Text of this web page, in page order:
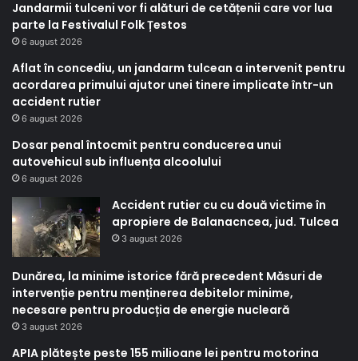
Jandarmii tulceni vor fi alături de cetățenii care vor lua
parte la Festivalul Folk Țestos
6 august 2026
Aflat în concediu, un jandarm tulcean a intervenit pentru
acordarea primului ajutor unei tinere implicate într-un
accident rutier
6 august 2026
Dosar penal întocmit pentru conducerea unui
autovehicul sub influența alcoolului
6 august 2026
Accident rutier cu cu două victime în
apropiere de Balanacncea, jud. Tulcea
3 august 2026
Dunărea, la minime istorice fără precedent Măsuri de
intervenție pentru menținerea debitelor minime,
necesare pentru producția de energie nucleară
3 august 2026
APIA plătește peste 155 milioane lei pentru motorina